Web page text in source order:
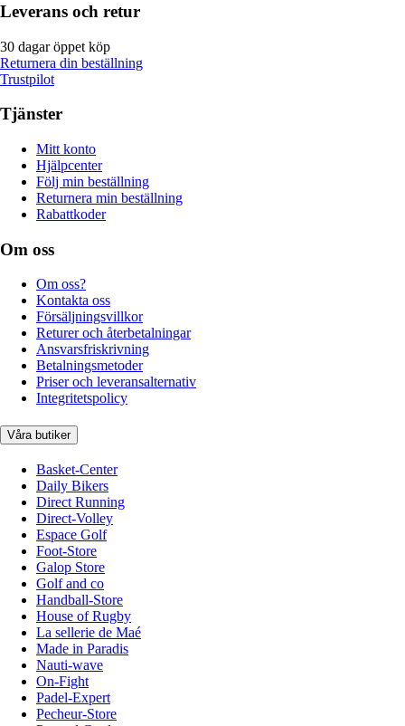
Leverans och retur
30 dagar öppet köp
Returnera din beställning
Trustpilot
Tjänster
Mitt konto
Hjälpcenter
Följ min beställning
Returnera min beställning
Rabattkoder
Om oss
Om oss?
Kontakta oss
Försäljningsvillkor
Returer och återbetalningar
Ansvarsfriskrivning
Betalningsmetoder
Priser och leveransalternativ
Integritetspolicy
Våra butiker
Basket-Center
Daily Bikers
Direct Running
Direct-Volley
Espace Golf
Foot-Store
Galop Store
Golf and co
Handball-Store
House of Rugby
La sellerie de Maé
Made in Paradis
Nauti-wave
On-Fight
Padel-Expert
Pecheur-Store